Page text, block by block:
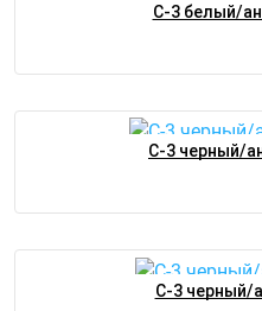
С-3 белый/
С-3 черный/
С-3 черный/